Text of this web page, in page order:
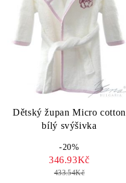
Dětský župan Micro cotton
bílý svýšivka
-20%
346.93Kč
433.54Kč